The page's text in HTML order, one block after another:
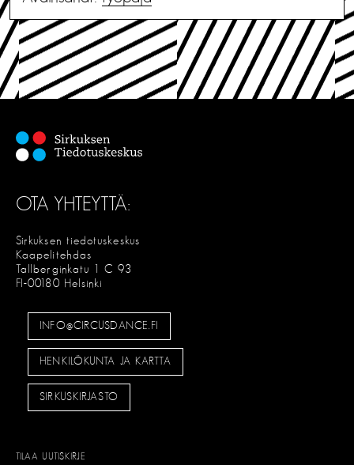
OTA YHTEYTTÄ:
Sirkuksen tiedotuskeskus
Kaapelitehdas
Tallberginkatu 1 C 93
FI-00180 Helsinki
INFO@CIRCUSDANCE.FI
HENKILÖKUNTA JA KARTTA
SIRKUSKIRJASTO
TILAA UUTISKIRJE